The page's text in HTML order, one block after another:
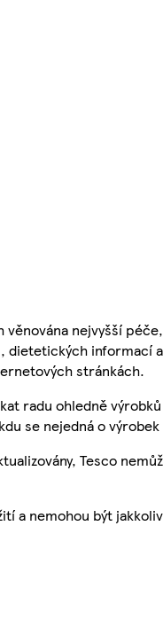
nejvyšší
dietetických informací
stránkách.
radu ohledně
se nejedná o výrobek
Tesco
a nemohou být